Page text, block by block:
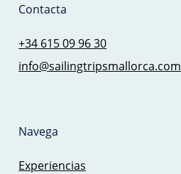
Contacta
+34 615 09 96 30
info@sailingtripsmallorca.com
Navega
Experiencias